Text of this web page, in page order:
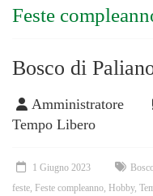
Feste
Bosco di
Amministratore
Tempo Libero
1 Giugno 2023
feste Feste compleanno Hobby,